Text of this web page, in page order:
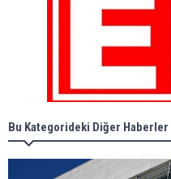
Bu Kategorideki Diğer Haberler